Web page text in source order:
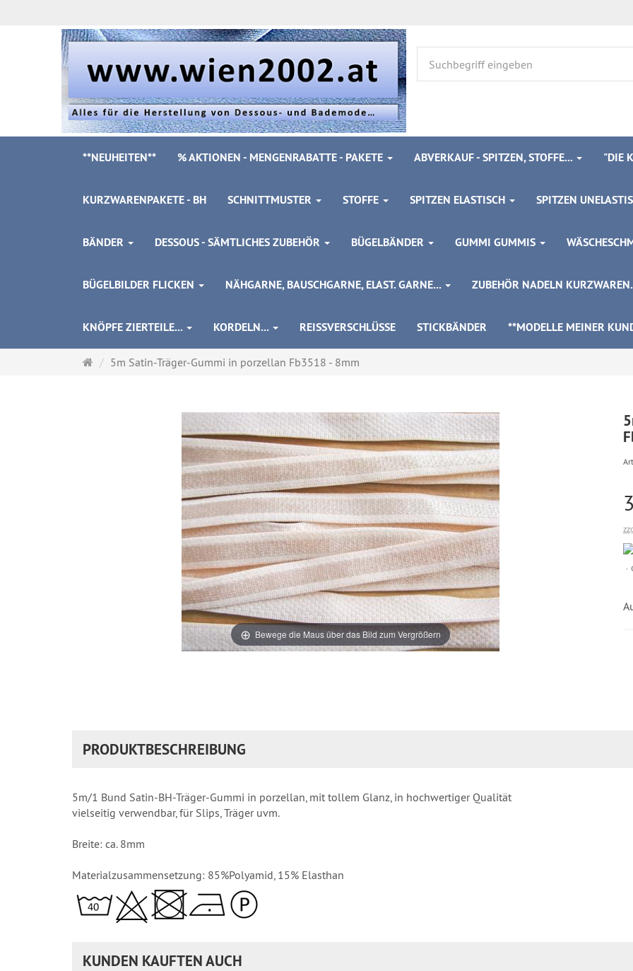
**NEUHEITEN** % AKTIONEN - MENGENRABATTE - PAKETE ABVERKAUF - SPITZEN, STOFFE... "DIE
KURZWARENPAKETE - BH SCHNITTMUSTER STOFFE SPITZEN ELASTISCH SPITZEN
BÄNDER DESSOUS - SÄMTLICHES ZUBEHÖR BÜGELBÄNDER GUMMI GUMMIS
BÜGELBILDER FLICKEN NÄHGARNE, BAUSCHGARNE, ELAST. GARNE... ZUBEHÖR NADELN
KNÖPFE ZIERTEILE... KORDELN... REISSVERSCHLÜSSE STICKBÄNDER **MODELLE MEINER
Startseite
5m Satin-Träger-Gummi in porzellan Fb3518 - 8mm
Bewege die Maus über das Bild zum Vergrößern
PRODUKTBESCHREIBUNG
5m/1 Bund Satin-BH-Träger-Gummi in porzellan, mit tollem Glanz, in hochwertiger Qualität
vielseitig verwendbar, für Slips, Träger uvm.
Breite: ca. 8mm
Materialzusammensetzung: 85%Polyamid, 15% Elasthan
KUNDEN KAUFTEN AUCH